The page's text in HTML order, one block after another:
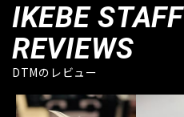
IKEBE STAFF
REVIEWS
DTMのレビュー